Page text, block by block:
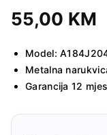
55,00 KM
Model:
Metalna
Garancija 12